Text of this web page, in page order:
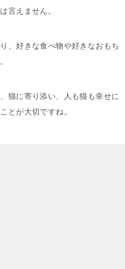
言えません。
、好きな食べ物や好きなおもち
猫に寄り添い、人も猫も幸せに
とが大切ですね。